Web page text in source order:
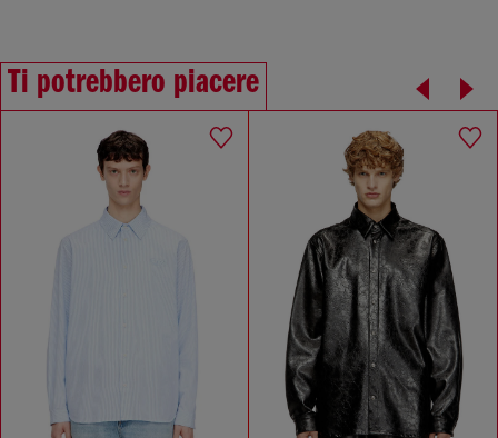
Ti potrebbero piacere